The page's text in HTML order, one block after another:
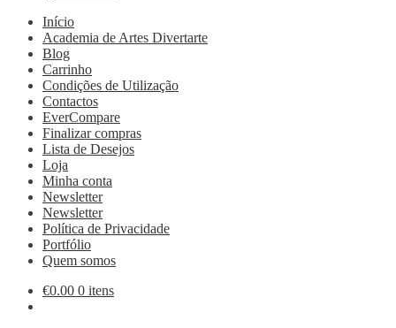
Início
Academia de Artes Divertarte
Blog
Carrinho
Condições de Utilização
Contactos
EverCompare
Finalizar compras
Lista de Desejos
Loja
Minha conta
Newsletter
Newsletter
Política de Privacidade
Portfólio
Quem somos
€0.00 0 itens